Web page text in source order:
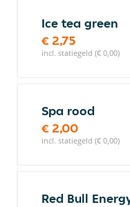
Ice tea green
€ 2,75
incl. statiegeld (€ 0,00)
Spa rood
€ 2,00
incl. statiegeld (€ 0,00)
Red Bull